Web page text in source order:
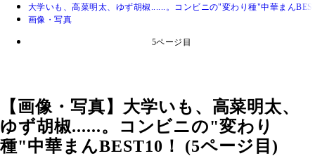
大学いも、高菜明太、ゆず胡椒......。コンビニの"変わり種"中華まん
画像・写真
5ページ目
【画像・写真】大学いも、高菜明太、
ゆず胡椒......。コンビニの"変わり
種"中華まんBEST10！ (5ページ目)